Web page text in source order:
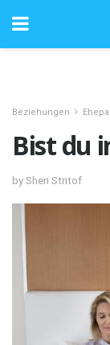
Beziehungen
Bist du
by Sheri Stritof